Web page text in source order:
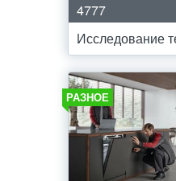
4777
Исследование
РАЗНОЕ